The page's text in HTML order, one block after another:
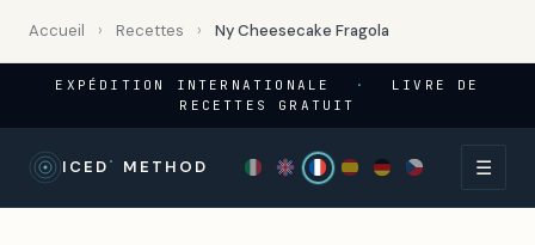
Accueil › Recettes › Ny Cheesecake Fragola
EXPÉDITION INTERNATIONALE ·
LIVRE DE
RECETTES GRATUIT
ICED ° METHOD ☰